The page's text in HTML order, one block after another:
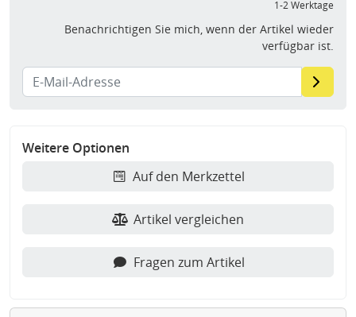
1-2 Werktage
Benachrichtigen Sie mich, wenn der Artikel wieder
verfügbar ist.
Weitere Optionen
Auf den Merkzettel
Artikel vergleichen
Fragen zum Artikel